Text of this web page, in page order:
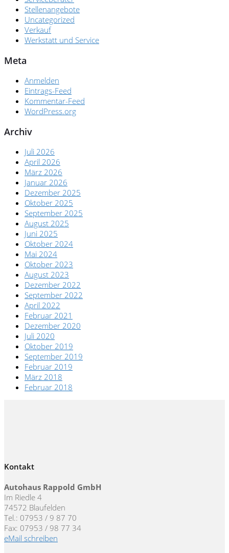
Stellenangebote
Uncategorized
Verkauf
Werkstatt und Service
Meta
Anmelden
Eintrags-Feed
Kommentar-Feed
WordPress.org
Archiv
Juli 2026
April 2026
März 2026
Januar 2026
Dezember 2025
Oktober 2025
September 2025
August 2025
Juni 2025
Oktober 2024
Mai 2024
Oktober 2023
August 2023
Dezember 2022
September 2022
April 2022
Februar 2021
Dezember 2020
Juli 2020
Oktober 2019
September 2019
Februar 2019
März 2018
Februar 2018
Kontakt
Autohaus Rappold GmbH
Im Riedle 4
74572 Blaufelden
Tel.: 07953 / 9 87 70
Fax: 07953 / 98 77 34
eMail schreiben